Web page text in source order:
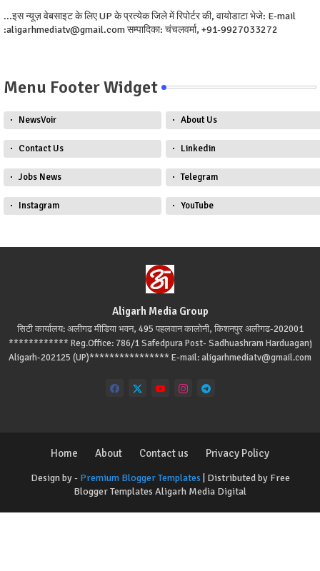
...इस न्यूज़ वेबसाइट के लिए UP के प्रत्येक जिले में रिपोर्टर की, वायोडाटा भेजे: E-mail
:aligarhmediatv@gmail.com सम्पादिका: चंचलवर्मा, +91-9927033272
Menu Footer Widget
NewsVoir About Us
Contact Us Linkedin
Jobs News Telegram
Instagram YouTube
Aligarh Media Group
सिटी कार्यालय: अलीगढ मीडिया भवन, 495 पहलवान कालोनी, किशनपुर अलीगढ-202001
************ Reg.Office: 786/1 Safedpura Post- Sadhuashram Harduaganj
Aligarh-202125 (UP)**************** E-mail: aligarhmediatv@gmail.com
Design by - Premium Blogger Templates | Distributed by Free
Blogger Templates Aligarh Media Digital
Home About Contact us Privacy Policy